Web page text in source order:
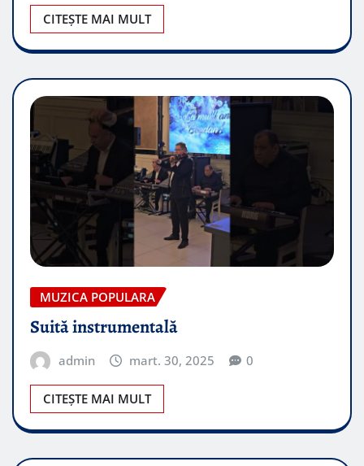
CITEȘTE MAI MULT
MUZICA POPULARA
Suită instrumentală
admin mart. 30, 2025 0
CITEȘTE MAI MULT